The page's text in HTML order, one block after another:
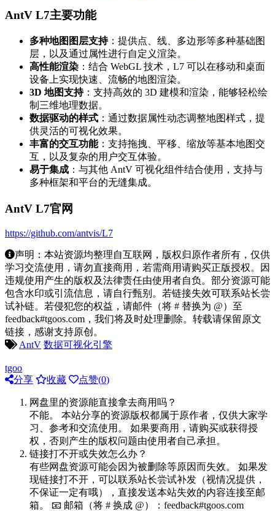
AntV L7主要功能
多种地图图层支持：提供点、线、多边形等多种基础图
层，以及通过属性进行自定义渲染。
高性能渲染 ：结合 WebGL 技术，L7 可以在移动和桌面
设备上实现快速、流畅的地图渲染。
3D 地图支持：支持高效的 3D 建模和渲染，能够轻松绘
制三维地理数据。
数据驱动的样式 ：通过数据属性动态调整地图样式，提
供灵活的可视化效果。
丰富的交互功能：支持拖拽、平移、缩放等基本地图交
互，以及复杂的用户交互体验。
易于集成 ：与其他 AntV 可视化组件结合使用，支持与
多种框架和平台的无缝集成。
AntV L7官网
https://github.com/antvis/L7
声明：本站资源均整理自互联网，版权归原作者所有，仅供
学习交流使用，请勿直接商用，若需商用请购买正版授权。因
违规使用产生的版权及法律责任由使用者自负。部分资源可能
包含水印或引流信息，请自行甄别。若链接失效可联系站长尝
试补链。若侵犯您的权益，请邮件（将 # 替换为 @）至
feedback#tgoos.com，我们将及时处理删除。转载请保留原文
链接，感谢支持原创。
AntV 数据可视化引擎
tgoo
分享
收藏 点赞(0)
网盘里的资源能直接拿去商用吗？
不能。 本站分享的资源版权都属于原作者，仅供大家学
习、参考和交流使用。 如果要商用，请购买或获得授
权，否则产生的版权问题由使用者自己承担。
链接打不开或失效怎么办？
有些网盘资源可能会因为被删除等原因而失效。 如果发
现链接打不开，可以联系站长尝试补发（视情况提供，
不保证一定有哦），直接发送本站失效的内容连接至邮
箱。 📧 邮箱（将 # 换成 @）：feedback#tgoos.com